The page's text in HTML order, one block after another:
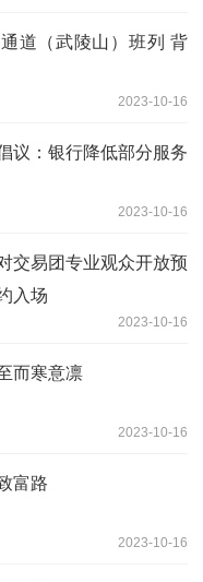
道（武陵山）班列 背
2023-10-16
议：银行降低部分服务
2023-10-16
交易团专业观众开放预
入场
2023-10-16
而寒意凛
2023-10-16
富路
2023-10-16